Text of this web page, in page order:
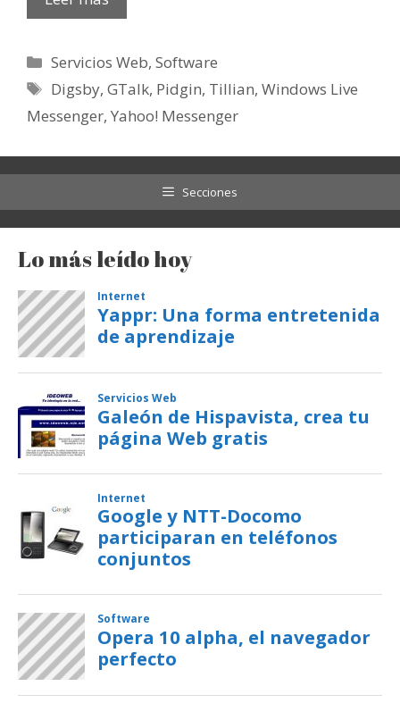
Categorías
Servicios Web,Software
Etiquetas
Digsby,GTalk, Pidgin, Tillian,Windows Live
Messenger, Yahoo! Messenger
Secciones
Lo más leído hoy